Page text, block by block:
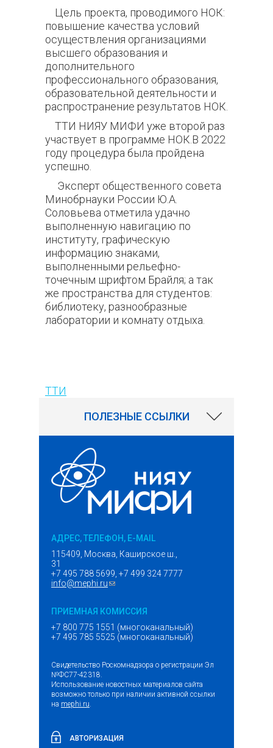
Цель проекта, проводимого НОК:
повышение качества условий
осуществления организациями
высшего образования и
дополнительного
профессионального образования,
образовательной деятельности и
распространение результатов НОК.
ТТИ НИЯУ МИФИ уже второй раз
участвует в программе НОК.В 2022
году процедура была пройдена
успешно.
Эксперт общественного совета
Минобрнауки России Ю.А.
Соловьева отметила удачно
выполненную навигацию по
институту, графическую
информацию знаками,
выполненными рельефно-
точечным шрифтом Брайля; а так
же пространства для студентов:
библиотеку, разнообразные
лаборатории и комнату отдыха.
ТТИ
ПОЛЕЗНЫЕ ССЫЛКИ
АДРЕС, ТЕЛЕФОН, E-MAIL
115409, Москва, Каширское ш.,
31
+7 495 788 5699, +7 499 324 7777
info@mephi.ru(ссылка для отправки email)
ПРИЕМНАЯ КОМИССИЯ
+7 800 775 1551 (многоканальный)
+7 495 785 5525 (многоканальный)
Свидетельство Роскомнадзора о регистрации Эл
№ФС77-42318.
Использование новостных материалов сайта
возможно только при наличии активной ссылки
на mephi.ru.
АВТОРИЗАЦИЯ